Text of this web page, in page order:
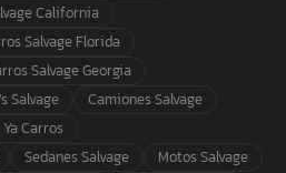
California
Salvage Florida
Salvage Georgia
Salvage
Camiones Salvage
Carros
Sedanes Salvage Motos Salvage